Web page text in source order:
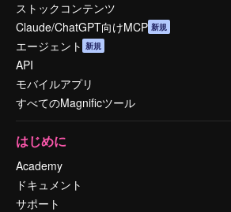
ストックコンテンツ
Claude/ChatGPT向けMCP 新規
エージェント 新規
API
モバイルアプリ
すべてのMagnificツール
はじめに
Academy
ドキュメント
サポート